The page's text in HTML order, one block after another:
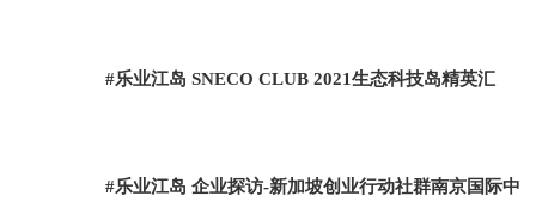
#乐业江岛 SNECO CLUB 2021生态科技岛精英汇
#乐业江岛 企业探访-新加坡创业行动社群南京国际中